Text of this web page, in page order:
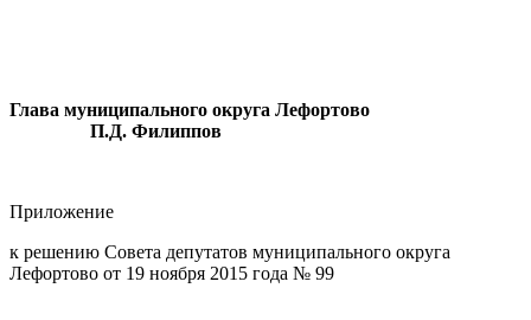
Глава муниципального округа Лефортово
П.Д. Филиппов
Приложение
к решению Совета депутатов муниципального округа
Лефортово от 19 ноября 2015 года № 99